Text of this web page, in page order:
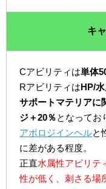
キ
Cアビリティは単体
RアビリティはHP/
サポートマテリアに
ジ＋20％となってお
アポロジインヘルと
に差がある程度。
正直水属性アビリテ
性が低く、刺さる場